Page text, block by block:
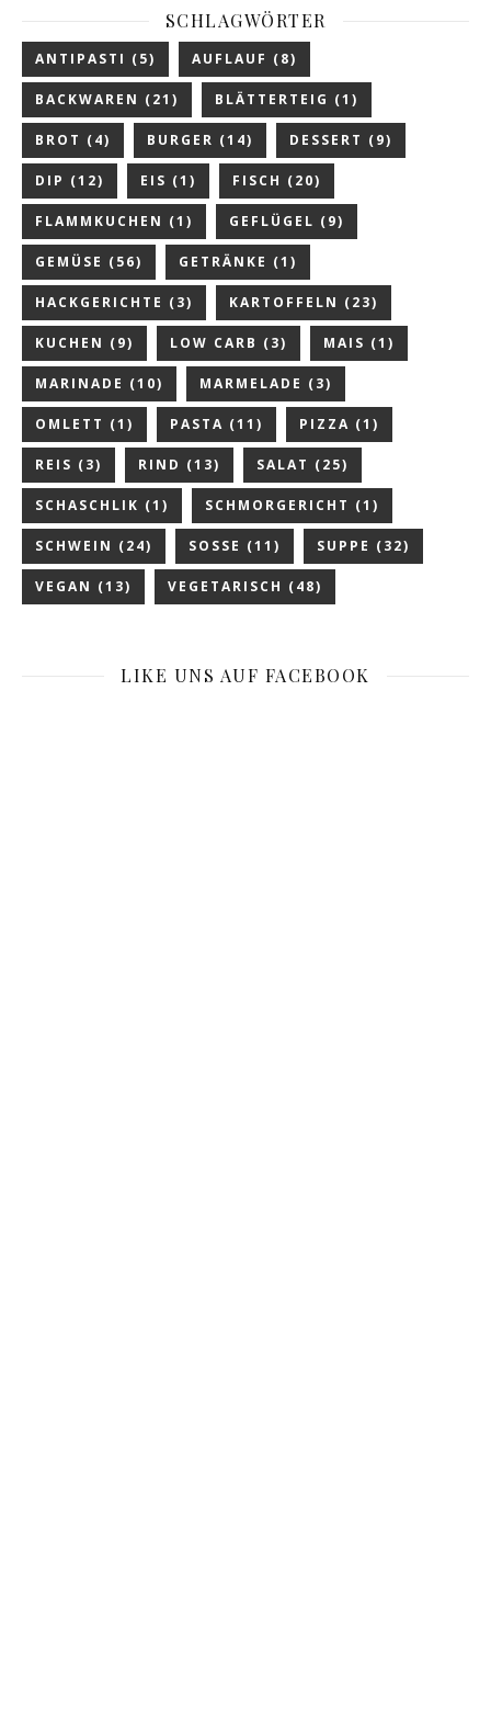
SCHLAGWÖRTER
ANTIPASTI (5) AUFLAUF (8)
BACKWAREN (21) BLÄTTERTEIG (1)
BROT (4) BURGER (14) DESSERT (9)
DIP (12) EIS (1) FISCH (20)
FLAMMKUCHEN (1) GEFLÜGEL (9)
GEMÜSE (56) GETRÄNKE (1)
HACKGERICHTE (3) KARTOFFELN (23)
KUCHEN (9) LOW CARB (3) MAIS (1)
MARINADE (10) MARMELADE (3)
OMLETT (1) PASTA (11) PIZZA (1)
REIS (3) RIND (13) SALAT (25)
SCHASCHLIK (1) SCHMORGERICHT (1)
SCHWEIN (24) SOSSE (11) SUPPE (32)
VEGAN (13) VEGETARISCH (48)
LIKE UNS AUF FACEBOOK